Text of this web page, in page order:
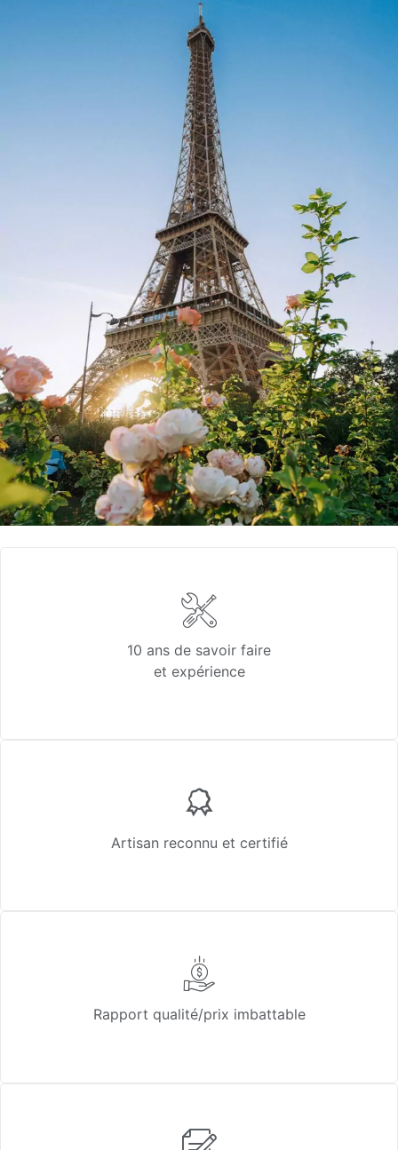
10 ans de savoir faire
et expérience
Artisan reconnu et certifié
Rapport qualité/prix imbattable